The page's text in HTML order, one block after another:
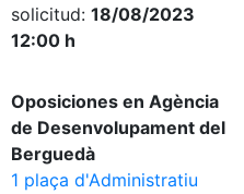
solicitud: 18/08/2023
12:00 h
Oposiciones en Agència
de Desenvolupament del
Berguedà
1 plaça d'Administratiu